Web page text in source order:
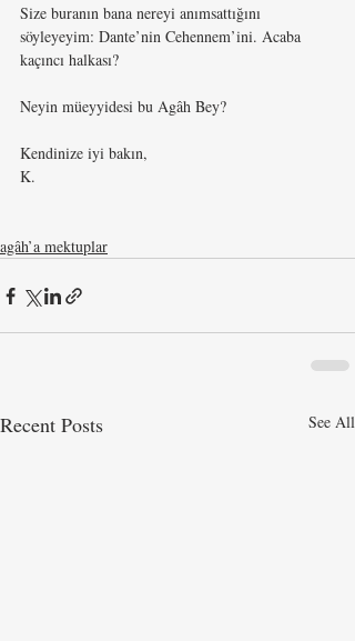
Size buranın bana nereyi anımsattığını
söyleyeyim: Dante’nin Cehennem’ini. Acaba
kaçıncı halkası?
Neyin müeyyidesi bu Agâh Bey?
Kendinize iyi bakın,
K.
agâh’a mektuplar
Recent Posts See All